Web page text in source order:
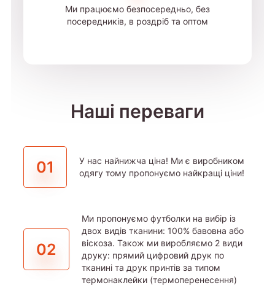
Ми працюємо безпосередньо, без
посередників, в роздріб та оптом
Наші переваги
01
У нас найнижча ціна! Ми є виробником
одягу тому пропонуємо найкращі ціни!
02
Ми пропонуємо футболки на вибір із
двох видів тканини: 100% бавовна або
віскоза. Також ми виробляємо 2 види
друку: прямий цифровий друк по
тканині та друк принтів за типом
термонаклейки (термоперенесення)